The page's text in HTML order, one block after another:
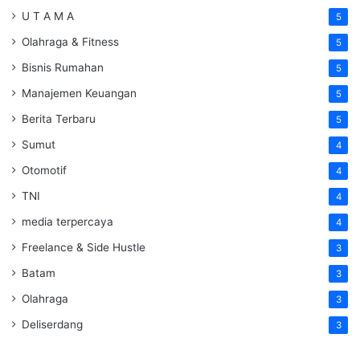
U T A M A 5
Olahraga & Fitness 5
Bisnis Rumahan 5
Manajemen Keuangan 5
Berita Terbaru 5
Sumut 4
Otomotif 4
TNI 4
media terpercaya 4
Freelance & Side Hustle 3
Batam 3
Olahraga 3
Deliserdang 3